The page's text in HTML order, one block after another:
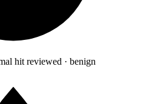
hit reviewed · benign